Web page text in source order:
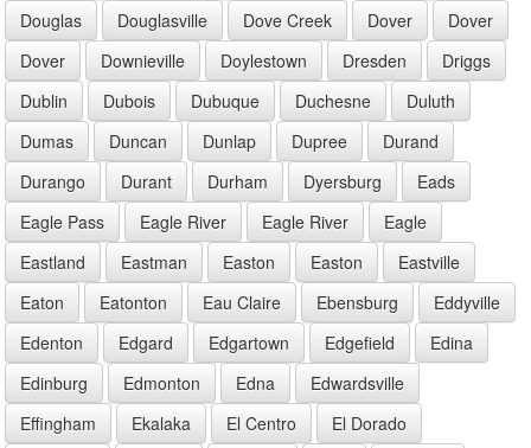
Douglas
Douglasville Dove Creek Dover
Dover
Dover
Downieville Doylestown Dresden
Driggs
Dublin
Dubois Dubuque Duchesne
Duluth
Dumas
Duncan Dunlap Dupree
Durand
Durango
Durant Durham Dyersburg
Eads
Eagle Pass
Eagle River Eagle River
Eagle
Eastland
Eastman Easton Easton
Eastville
Eaton
Eatonton Eau Claire Ebensburg
Eddyville
Edenton
Edgard Edgartown Edgefield
Edina
Edinburg
Edmonton Edna
Edwardsville
Effingham
Ekalaka El Centro
El Dorado